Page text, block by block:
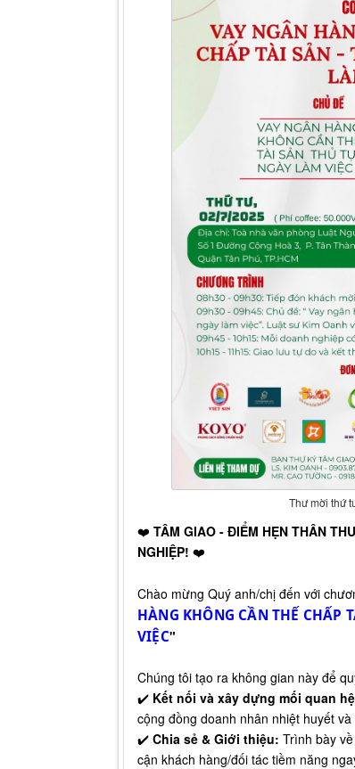
Thư mời thứ
❤️ TÂM GIAO - ĐIỂM HẸN THÂN
NGHIỆP! ❤️
Chào mừng Quý anh/chị đến với
HÀNG KHÔNG CẦN THẾ CHẤP
VIỆC"
Chúng tôi tạo ra không gian này để
✔️ Kết nối và xây dựng mối quan
cộng đồng doanh nhân nhiệt huyết
✔️ Chia sẻ & Giới thiệu: Trình bày
cận khách hàng/đối tác tiềm năng